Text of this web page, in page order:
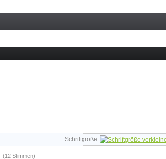
Schriftgröße
(12 Stimmen)